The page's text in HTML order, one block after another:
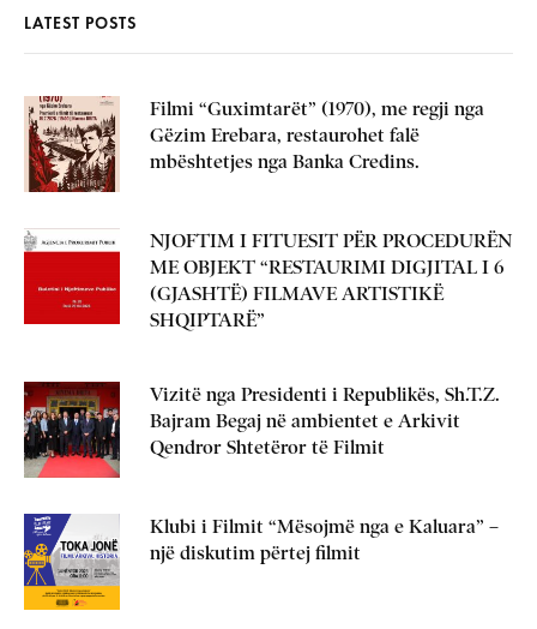
LATEST POSTS
Filmi “Guximtarët” (1970), me regji nga
Gëzim Erebara, restaurohet falë
mbështetjes nga Banka Credins.
NJOFTIM I FITUESIT PËR PROCEDURËN
ME OBJEKT “RESTAURIMI DIGJITAL I 6
(GJASHTË) FILMAVE ARTISTIKË
SHQIPTARË”
Vizitë nga Presidenti i Republikës, Sh.T.Z.
Bajram Begaj në ambientet e Arkivit
Qendror Shtetëror të Filmit
Klubi i Filmit “Mësojmë nga e Kaluara” –
një diskutim përtej filmit